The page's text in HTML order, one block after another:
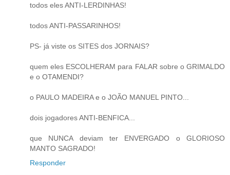
todos eles ANTI-LERDINHAS!
todos ANTI-PASSARINHOS!
PS- já viste os SITES dos JORNAIS?
quem eles ESCOLHERAM para FALAR sobre o GRIMALDO
e o OTAMENDI?
o PAULO MADEIRA e o JOÃO MANUEL PINTO...
dois jogadores ANTI-BENFICA...
que NUNCA deviam ter ENVERGADO o GLORIOSO
MANTO SAGRADO!
Responder